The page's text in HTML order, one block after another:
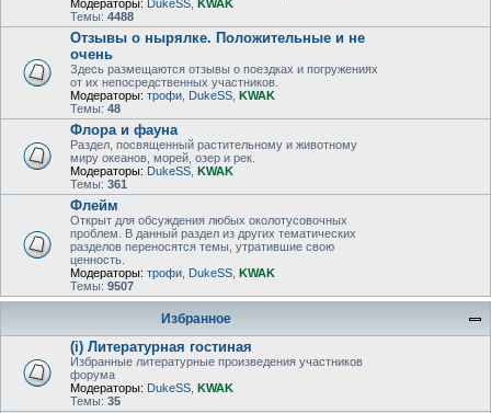
Модераторы: DukeSS KWAK
Темы: 4488
Отзывы о нырялке. Положительные и не
очень
Здесь размещаются отзывы о поездках и погружениях
от их непосредственных участников.
Модераторы: трофи DukeSS KWAK
Темы: 48
Флора и фауна
Раздел, посвященный растительному и животному
миру океанов, морей, озер и рек.
Модераторы: DukeSS KWAK
Темы: 361
Флейм
Открыт для обсуждения любых околотусовочных
проблем. В данный раздел из других тематических
разделов переносятся темы, утратившие свою
ценность.
Модераторы: трофи DukeSS KWAK
Темы: 9507
Избранное
(i) Литературная гостиная
Избранные литературные произведения участников
форума
Модераторы: DukeSS KWAK
Темы: 35